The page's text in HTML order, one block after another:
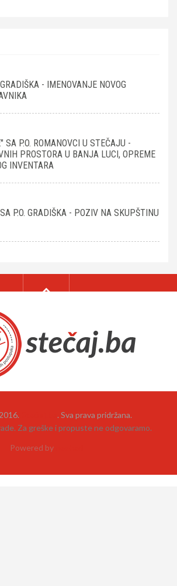
- IMENOVANJE NOVOG
SA P.O. ROMANOVCI U STEČAJU -
PROSTORA U BANJA LUCI, OPREME
INVENTARA
P.O. GRADIŠKA - POZIV NA SKUPŠTINU
. Sva prava pridržana.
Za greške i propuste ne odgovaramo.
Powered by